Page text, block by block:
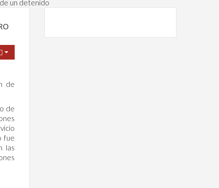
un detenido
de
de
fue
las